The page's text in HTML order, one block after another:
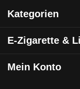
Kategorien
E-Zigarette &
Mein Konto